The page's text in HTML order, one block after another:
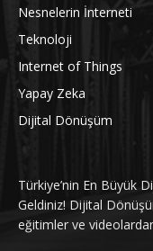
Nesnelerin İnterneti
Teknoloji
Internet of Things
Yapay Zeka
Dijital Dönüşüm
Türkiye’nin En Büyük
Geldiniz! Dijital
eğitimler ve